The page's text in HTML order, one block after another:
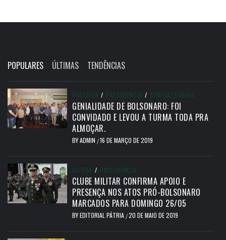
POPULARES ÚLTIMAS TENDÊNCIAS
POLÍTICA / PRESIDÊNCIA / SEM CATEGORIA
GENIALIDADE DE BOLSONARO: FOI
CONVIDADO E LEVOU A TURMA TODA PRA
ALMOÇAR.
BYADMIN /16 DE MARÇO DE 2019
DEFESA / PRESIDÊNCIA
CLUBE MILITAR CONFIRMA APOIO E
PRESENÇA NOS ATOS PRÓ-BOLSONARO
MARCADOS PARA DOMINGO 26/05
BYEDITORIAL PÁTRIA /20 DE MAIO DE 2019